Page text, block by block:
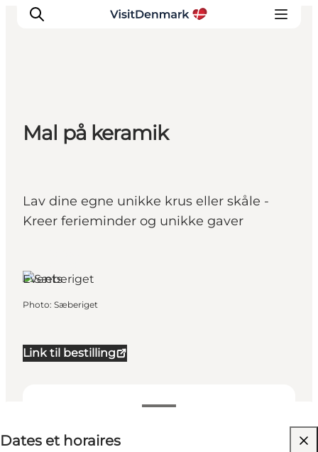
Inspirations
Destinations
Planifiez votre voyage
Mal på keramik
Lav dine egne unikke krus eller skåle -
Kreer ferieminder og unikke gaver
Link til bestilling
Dates et horaires
Visiter le site web
Events
Photo: Sæberiget